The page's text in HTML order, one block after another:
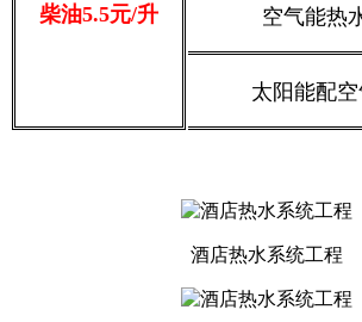
柴油5.5元/升 空气能热
太阳能配
酒店热水系统工程